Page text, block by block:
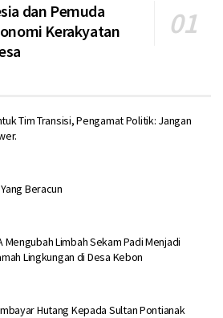
dan Pemuda
Kerakyatan
Tim Transisi, Pengamat Politik: Jangan
Beracun
Mengubah Limbah Sekam Padi Menjadi
Lingkungan di Desa Kebon
Hutang Kepada Sultan Pontianak